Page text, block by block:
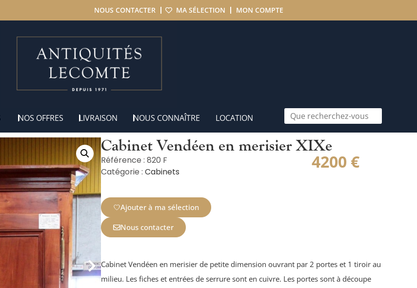
NOUS CONTACTER MA SÉLECTION MON COMPTE
NOS OFFRES LIVRAISON NOUS CONNAÎTRE LOCATION
Cabinet Vendéen en merisier XIXe
Référence : 820 F
Catégorie : Cabinets 4200 €
Ajouter à ma sélection
Nous contacter
Cabinet Vendéen en merisier de petite dimension ouvrant par 2 portes et 1 tiroir au
milieu. Les fiches et entrées de serrure sont en cuivre. Les portes sont à découpe